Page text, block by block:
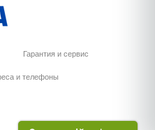
Гарантия и сервис
и телефоны